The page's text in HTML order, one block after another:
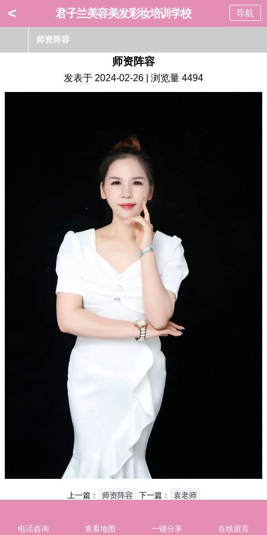
< 君子兰美容美发彩妆培训学校 导航
师资阵容
师资阵容
发表于 2024-02-26 | 浏览量 4494
上一篇： 师资阵容 下一篇： 袁老师
电话咨询 查看地图 一键分享 在线留言